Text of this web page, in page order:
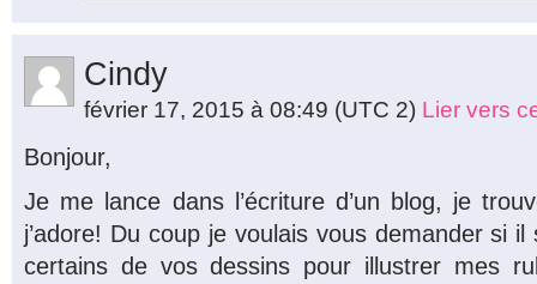
Cindy
février 17, 2015 à 08:49 (UTC 2) Lier vers
Bonjour,
Je me lance dans l’écriture d’un blog, je
j’adore! Du coup je voulais vous demander si il
certains de vos dessins pour illustrer mes